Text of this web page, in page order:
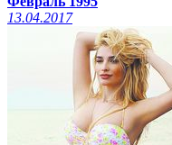
13.04.2017